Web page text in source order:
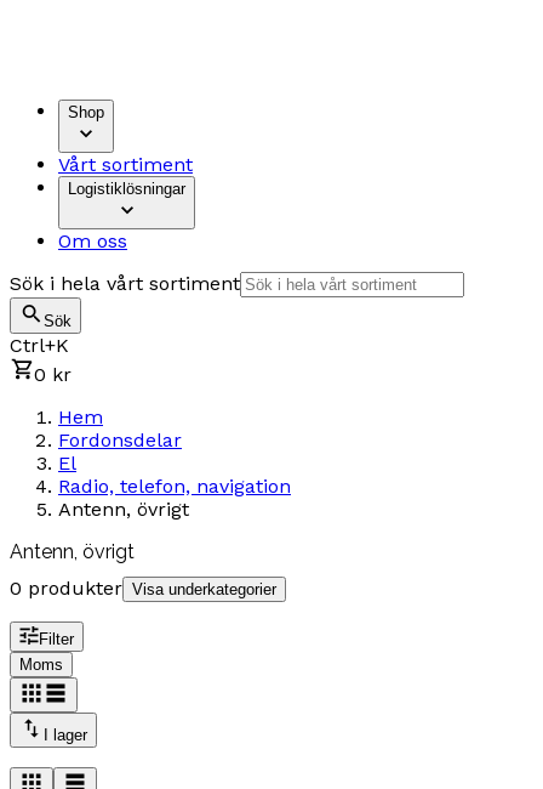
Shop
Vårt sortiment
Logistiklösningar
Om oss
Sök i hela vårt sortiment
Sök
Ctrl+K
0 kr
Hem
Fordonsdelar
El
Radio, telefon, navigation
Antenn, övrigt
Antenn, övrigt
0 produkter Visa underkategorier
Filter
Moms
I lager